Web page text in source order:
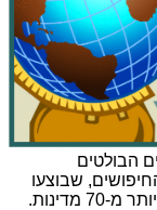
הבולטים
שבוצעו
מדינות.